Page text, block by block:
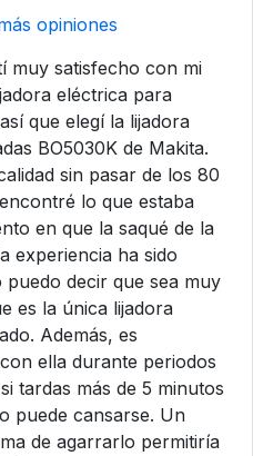
opiniones
muy satisfecho con mi
eléctrica para
que elegí la lijadora
BO5030K de Makita.
sin pasar de los 80
lo que estaba
en que la saqué de la
experiencia ha sido
decir que sea muy
es la única lijadora
Además, es
ella durante periodos
tardas más de 5 minutos
puede cansarse. Un
de agarrarlo permitiría